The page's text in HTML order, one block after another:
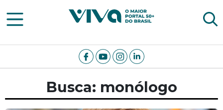
Viva Notícias
Busca: monólogo